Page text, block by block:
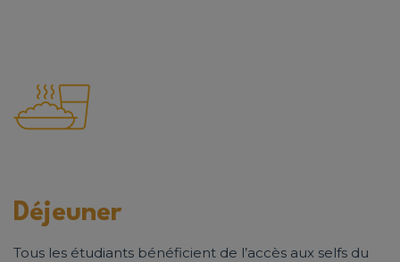
Déjeuner
Tous les étudiants bénéficient de l’accès aux selfs du